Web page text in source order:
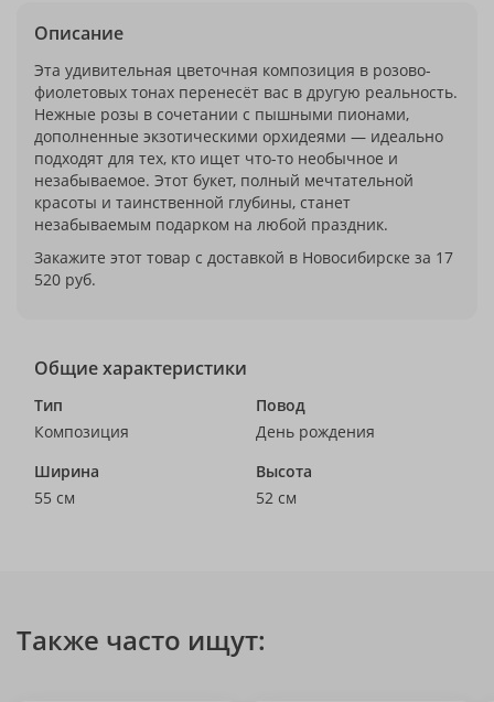
Описание
Эта удивительная цветочная композиция в розово-
фиолетовых тонах перенесёт вас в другую реальность.
Нежные розы в сочетании с пышными пионами,
дополненные экзотическими орхидеями — идеально
подходят для тех, кто ищет что-то необычное и
незабываемое. Этот букет, полный мечтательной
красоты и таинственной глубины, станет
незабываемым подарком на любой праздник.
Закажите этот товар с доставкой в Новосибирске за 17
520 руб.
Общие характеристики
Тип
Композиция
Повод
День рождения
Ширина
55 см
Высота
52 см
Также часто ищут: